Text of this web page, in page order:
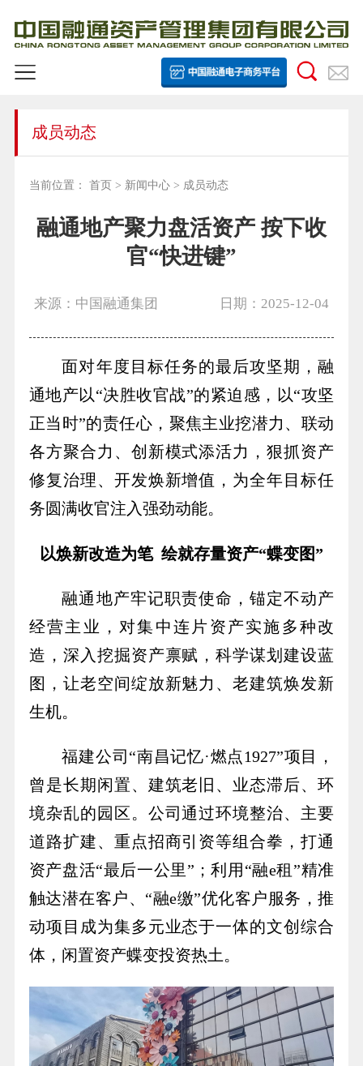
成员动态
当前位置： 首页> 新闻中心> 成员动态
融通地产聚力盘活资产 按下收
官“快进键”
来源：中国融通集团 日期：2025-12-04
面对年度目标任务的最后攻坚期，融
通地产以“决胜收官战”的紧迫感，以“攻坚
正当时”的责任心，聚焦主业挖潜力、联动
各方聚合力、创新模式添活力，狠抓资产
修复治理、开发焕新增值，为全年目标任
务圆满收官注入强劲动能。
以焕新改造为笔 绘就存量资产“蝶变图”
融通地产牢记职责使命，锚定不动产
经营主业，对集中连片资产实施多种改
造，深入挖掘资产禀赋，科学谋划建设蓝
图，让老空间绽放新魅力、老建筑焕发新
生机。
福建公司 “南昌记忆·燃点1927”项目，
曾是长期闲置、建筑老旧、业态滞后、环
境杂乱的园区。公司通过环境整治、主要
道路扩建、重点招商引资等组合拳，打通
资产盘活“最后一公里”；利用“融e租”精准
触达潜在客户、“融e缴”优化客户服务，推
动项目成为集多元业态于一体的文创综合
体，闲置资产蝶变投资热土。